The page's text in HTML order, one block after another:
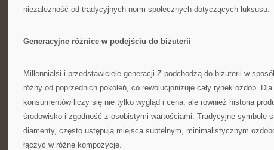
niezależność od tradycyjnych norm społecznych dotyczących luksusu.
Generacyjne różnice w podejściu do biżuterii
Millennialsi i przedstawiciele generacji Z podchodzą do biżuterii w
różny od poprzednich pokoleń, co rewolucjonizuje cały rynek ozdób.
konsumentów liczy się nie tylko wygląd i cena, ale również historia
środowisko i zgodność z osobistymi wartościami. Tradycyjne symbole
diamenty, często ustępują miejsca subtelnym, minimalistycznym
łączyć w różne kompozycje.